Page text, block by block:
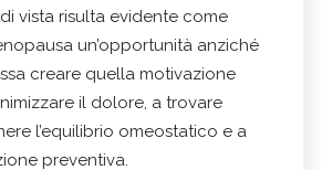
vista risulta evidente come
un’opportunità anziché
creare quella motivazione
il dolore, a trovare
l’equilibrio omeostatico e a
preventiva.